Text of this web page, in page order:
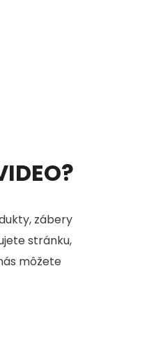
zábery
stránku,
môžete